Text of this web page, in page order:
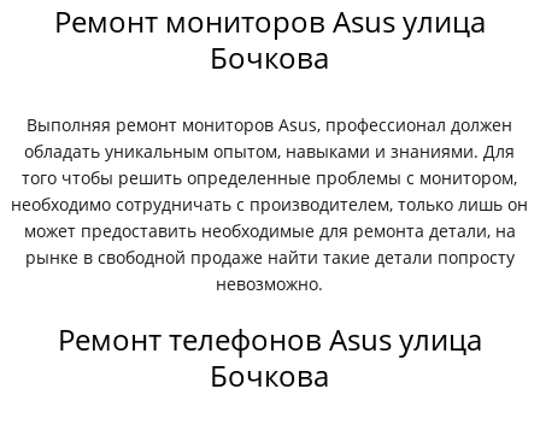
Ремонт мониторов Asus улица
Бочкова
Выполняя ремонт мониторов Asus, профессионал должен
обладать уникальным опытом, навыками и знаниями. Для
того чтобы решить определенные проблемы с монитором,
необходимо сотрудничать с производителем, только лишь он
может предоставить необходимые для ремонта детали, на
рынке в свободной продаже найти такие детали попросту
невозможно.
Ремонт телефонов Asus улица
Бочкова